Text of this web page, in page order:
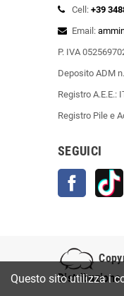
Cell: +39
Email:
P. IVA
Deposito ADM
Registro A.E.E.:
Registro Pile e
SEGUICI
Facebook
Questo sito utilizza i